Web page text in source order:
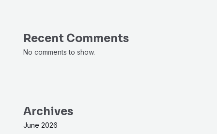
Recent Comments
No comments to show.
Archives
June 2026